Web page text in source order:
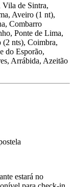
Vila de Sintra,
Aveiro (1 nt),
Combarro
Ponte de Lima,
(2 nts), Coimbra,
do Esporão,
Arrábida, Azeitão
estará no